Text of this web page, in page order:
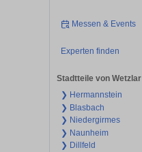
Messen & Events
Experten finden
Stadtteile von Wetzlar
❯ Hermannstein
❯ Blasbach
❯ Niedergirmes
❯ Naunheim
❯ Dillfeld